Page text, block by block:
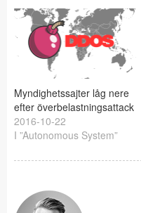
Myndighetssajter låg nere
efter överbelastningsattack
2016-10-22
I ”Autonomous System”